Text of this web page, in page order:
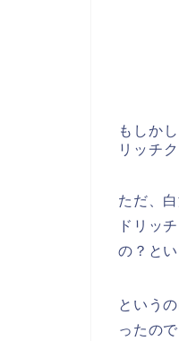
もしか
リッチ
ただ、
ドリッ
の？と
という
ったの